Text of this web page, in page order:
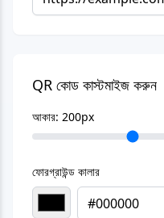
QR কোড কাস্টমাইজ করুন
আকার: 200px
ফোরগ্রাউন্ড কালার